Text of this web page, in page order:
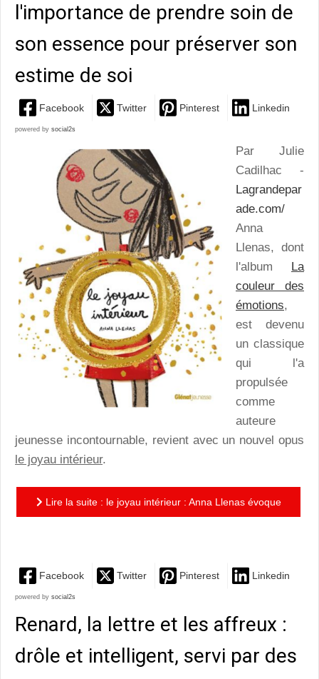
l'importance de prendre soin de
son essence pour préserver son
estime de soi
Facebook Twitter Pinterest Linkedin
powered by social2s
Par Julie
Cadilhac -
Lagrandepar
ade.com/
Anna
Llenas, dont
l'album La
couleur des
émotions,
est devenu
un classique
qui l'a
propulsée
comme
auteure
jeunesse incontournable, revient avec un nouvel opus
le joyau intérieur.
Lire la suite : le joyau intérieur : Anna Llenas évoque
Facebook Twitter Pinterest Linkedin
powered by social2s
Renard, la lettre et les affreux :
drôle et intelligent, servi par des